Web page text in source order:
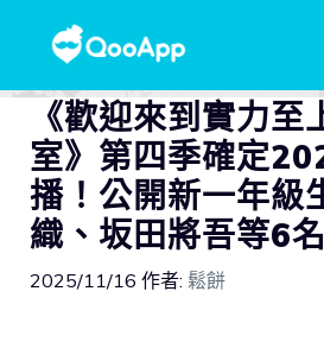
《歡迎來到實力至
室》第四季確定
播！公開新一年級
織、坂田將吾等6
2025/11/16 作者: 鬆餅